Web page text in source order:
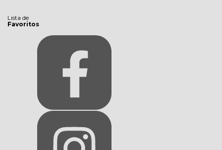
Lista de
Favoritos